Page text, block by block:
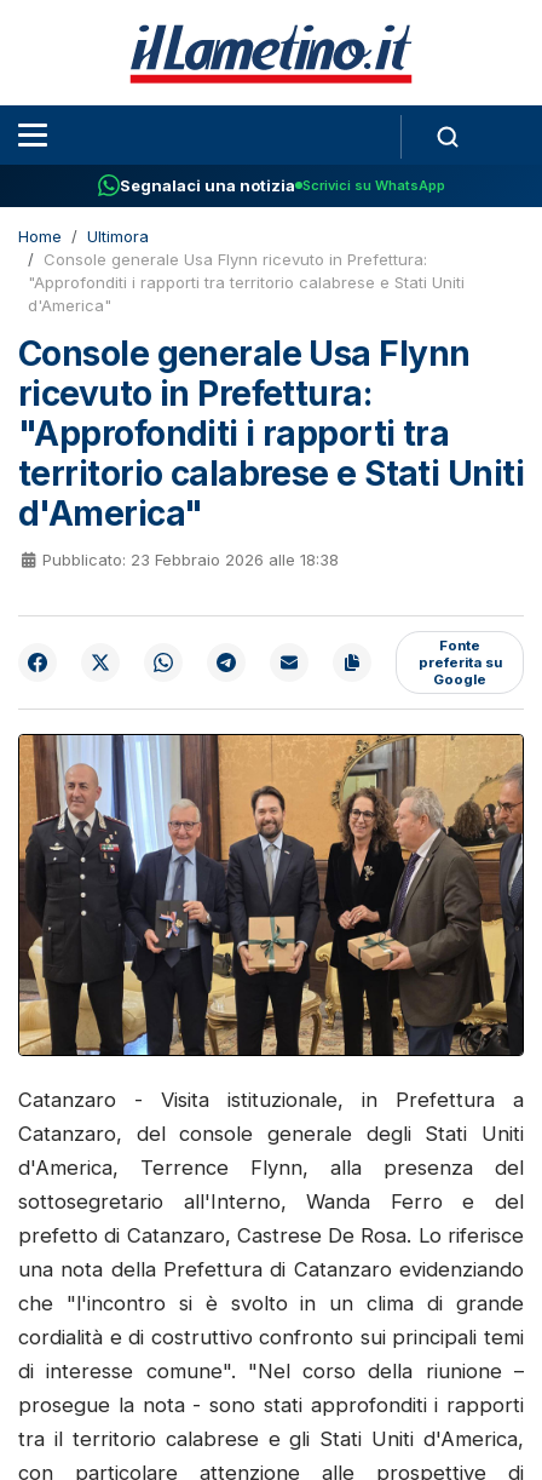
Segnalaci una notizia Scrivici su WhatsApp
Home
Ultimora
Console generale Usa Flynn ricevuto in Prefettura:
"Approfonditi i rapporti tra territorio calabrese e Stati Uniti
d'America"
Console generale Usa Flynn
ricevuto in Prefettura:
"Approfonditi i rapporti tra
territorio calabrese e Stati Uniti
d'America"
Pubblicato: 23 Febbraio 2026 alle 18:38
Fonte
preferita su
Google
Catanzaro - Visita istituzionale, in Prefettura a
Catanzaro, del console generale degli Stati Uniti
d'America, Terrence Flynn, alla presenza del
sottosegretario all'Interno, Wanda Ferro e del
prefetto di Catanzaro, Castrese De Rosa. Lo riferisce
una nota della Prefettura di Catanzaro evidenziando
che "l'incontro si è svolto in un clima di grande
cordialità e di costruttivo confronto sui principali temi
di interesse comune". "Nel corso della riunione –
prosegue la nota - sono stati approfonditi i rapporti
tra il territorio calabrese e gli Stati Uniti d'America,
con particolare attenzione alle prospettive di